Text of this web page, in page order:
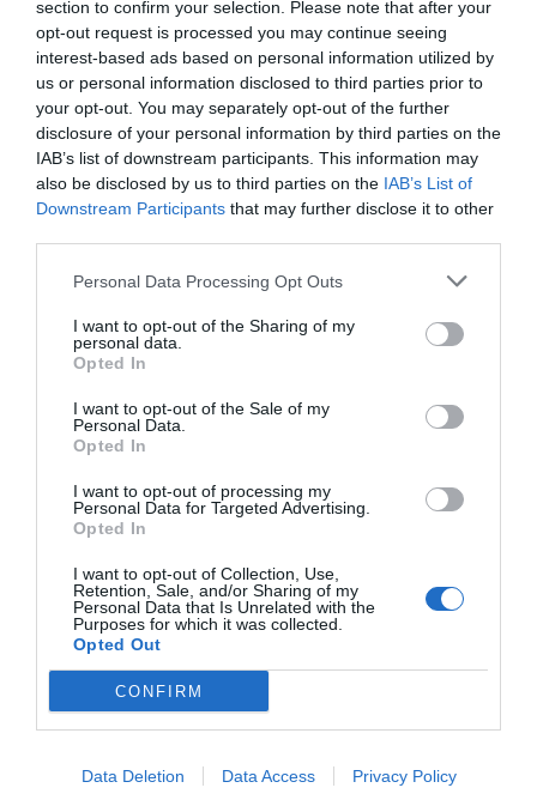
section to confirm your selection. Please note that after your
opt-out request is processed you may continue seeing
interest-based ads based on personal information utilized by
us or personal information disclosed to third parties prior to
your opt-out. You may separately opt-out of the further
disclosure of your personal information by third parties on the
IAB’s list of downstream participants. This information may
also be disclosed by us to third parties on the IAB’s List of
Downstream Participants that may further disclose it to other
Personal Data Processing Opt Outs
I want to opt-out of the Sharing of my
personal data.
Opted In
I want to opt-out of the Sale of my
Personal Data.
Opted In
I want to opt-out of processing my
Personal Data for Targeted Advertising.
Opted In
I want to opt-out of Collection, Use,
Retention, Sale, and/or Sharing of my
Personal Data that Is Unrelated with the
Purposes for which it was collected.
Opted Out
CONFIRM
Data Deletion Data Access Privacy Policy
Imprimir
Publicidad
2Playbook Club2P
y eventos para Socios!​​​​​​​
Publicidad